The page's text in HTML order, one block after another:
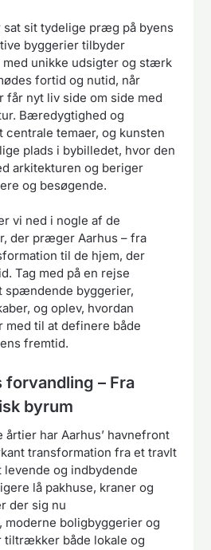
sat sit tydelige præg på byens
byggerier tilbyder
med unikke udsigter og stærk
fortid og nutid, når
får nyt liv side om side med
Bæredygtighed og
temaer, og kunsten
plads i bybilledet, hvor den
arkitekturen og beriger
og besøgende.
vi ned i nogle af de
der præger Aarhus – fra
til de hjem, der
Tag med på en rejse
spændende byggerier,
og oplev, hvordan
med til at definere både
fremtid.
– Fra
byrum
årtier har Aarhus’ havnefront
transformation fra et travlt
og indbydende
lå pakhuse, kraner og
der sig nu
moderne boligbyggerier og
tiltrækker både lokale og